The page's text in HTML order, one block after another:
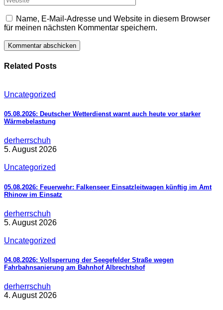
Name, E-Mail-Adresse und Website in diesem Browser
für meinen nächsten Kommentar speichern.
Related Posts
Uncategorized
05.08.2026: Deutscher Wetterdienst warnt auch heute vor starker
Wärmebelastung
derherrschuh
5. August 2026
Uncategorized
05.08.2026: Feuerwehr: Falkenseer Einsatzleitwagen künftig im Amt
Rhinow im Einsatz
derherrschuh
5. August 2026
Uncategorized
04.08.2026: Vollsperrung der Seegefelder Straße wegen
Fahrbahnsanierung am Bahnhof Albrechtshof
derherrschuh
4. August 2026